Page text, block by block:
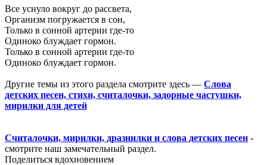
Все уснуло вокруг до рассвета,
Организм погружается в сон,
Только в сонной артерии где-то
Одиноко блуждает гормон.
Только в сонной артерии где-то
Одиноко блуждает гормон.
Другие темы из этого раздела смотрите здесь — Cлова
детских песен, стихи, считалочки, задорные частушки,
мирилки для детей
Считалочки, мирилки, дразнилки и слова детских песен -
смотрите наш замечательный раздел.
Поделиться вдохновением